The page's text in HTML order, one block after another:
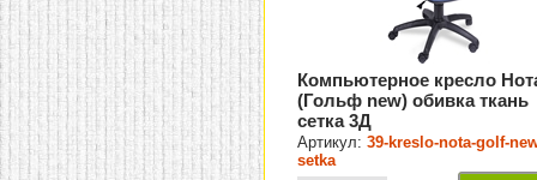
Компьютерное кресло
(Гольф new) обивка ткань
сетка 3Д
Артикул:39-kreslo-nota-golf-
setka